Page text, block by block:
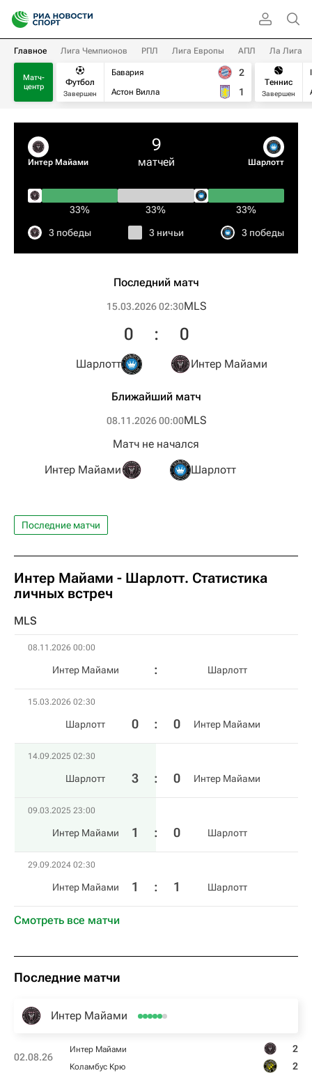
Главное Лига Чемпионов РПЛ Лига Европы АПЛ Ла Лига
Матч-
центр
Футбол
Завершен
Бавария
Астон Вилла
2
1
Теннис
Завершен
Интер Майами
9
матчей Шарлотт
33% 33% 33%
3 победы 3 ничьи 3 победы
Последний матч
15.03.2026 02:30MLS
Шарлотт
0 : 0
Интер Майами
Ближайший матч
08.11.2026 00:00MLS
Интер Майами
Матч не начался
Шарлотт
Последние матчи
Интер Майами - Шарлотт. Статистика
личных встреч
MLS
08.11.2026 00:00
Интер Майами Шарлотт
15.03.2026 02:30
Шарлотт 0 : 0 Интер Майами
14.09.2025 02:30
Шарлотт 3 : 0 Интер Майами
09.03.2025 23:00
Интер Майами 1 : 0 Шарлотт
29.09.2024 02:30
Интер Майами 1 : 1 Шарлотт
Смотреть все матчи
Последние матчи
Интер Майами
02.08.26
Интер Майами 2
Коламбус Крю 2